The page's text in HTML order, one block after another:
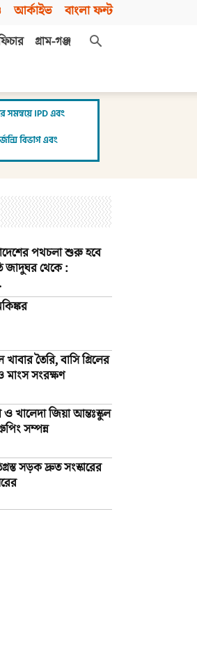
আর্কাইভ বাংলা ফন্ট
গ্রাম-গঞ্জ
পথচলা শুরু হবে
জাদুঘর থেকে :
তৈরি, বাসি গ্রিলের
মাংস সংরক্ষণ
ও খালেদা জিয়া আন্তঃস্কুল
সম্পন্ন
সড়ক দ্রুত সংস্কারের